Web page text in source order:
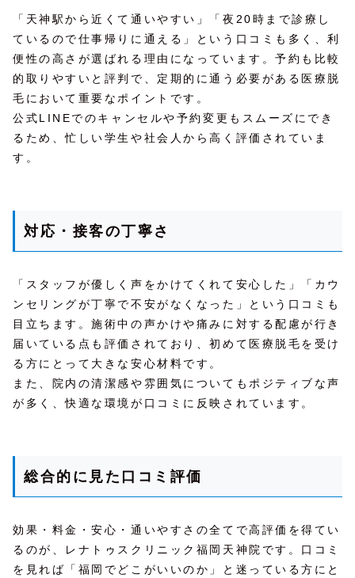
「天神駅から近くて通いやすい」「夜20時まで診療し
ているので仕事帰りに通える」という口コミも多く、利
便性の高さが選ばれる理由になっています。予約も比較
的取りやすいと評判で、定期的に通う必要がある医療脱
毛において重要なポイントです。
公式LINEでのキャンセルや予約変更もスムーズにでき
るため、忙しい学生や社会人から高く評価されていま
す。
対応・接客の丁寧さ
「スタッフが優しく声をかけてくれて安心した」「カウ
ンセリングが丁寧で不安がなくなった」という口コミも
目立ちます。施術中の声かけや痛みに対する配慮が行き
届いている点も評価されており、初めて医療脱毛を受け
る方にとって大きな安心材料です。
また、院内の清潔感や雰囲気についてもポジティブな声
が多く、快適な環境が口コミに反映されています。
総合的に見た口コミ評価
効果・料金・安心・通いやすさの全てで高評価を得てい
るのが、レナトゥスクリニック福岡天神院です。口コミ
を見れば「福岡でどこがいいのか」と迷っている方にと